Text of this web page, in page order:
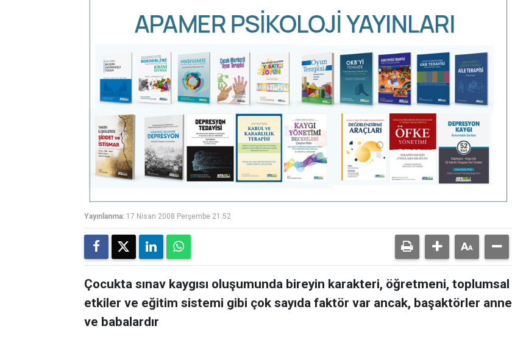
Yayınlanma: 17 Nisan 2008 Perşembe 21:52
Çocukta sınav kaygısı oluşumunda bireyin karakteri, öğretmeni, toplumsal
etkiler ve eğitim sistemi gibi çok sayıda faktör var ancak, başaktörler anne
ve babalardır